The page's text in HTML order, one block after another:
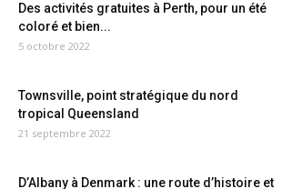
Des activités gratuites à Perth, pour un été
coloré et bien...
5 octobre 2022
Townsville, point stratégique du nord
tropical Queensland
21 septembre 2022
D’Albany à Denmark : une route d’histoire et